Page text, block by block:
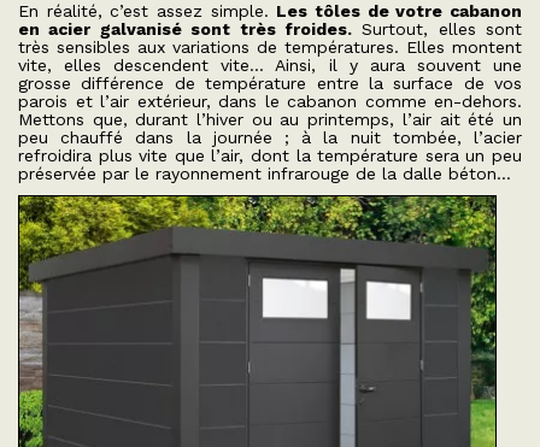
En réalité, c’est assez simple. Les tôles de votre cabanon
en acier galvanisé sont très froides.Surtout, elles sont
très sensibles aux variations de températures. Elles montent
vite, elles descendent vite… Ainsi, il y aura souvent une
grosse différence de température entre la surface de vos
parois et l’air extérieur, dans le cabanon comme en-dehors.
Mettons que, durant l’hiver ou au printemps, l’air ait été un
peu chauffé dans la journée ; à la nuit tombée, l’acier
refroidira plus vite que l’air, dont la température sera un peu
préservée par le rayonnement infrarouge de la dalle béton…